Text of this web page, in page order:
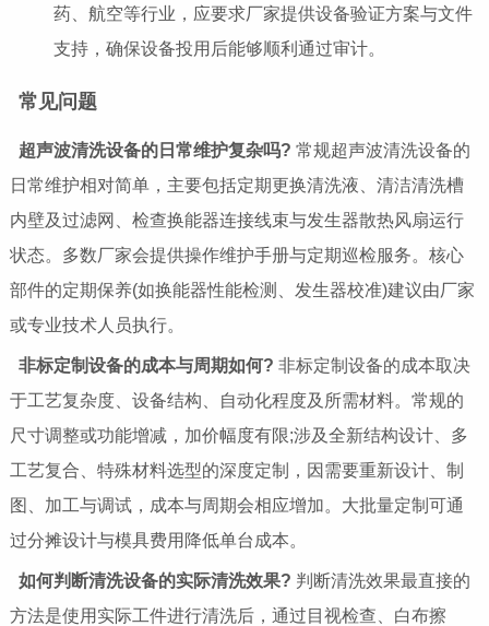
药、航空等行业，应要求厂家提供设备验证方案与文件
支持，确保设备投用后能够顺利通过审计。
常见问题
超声波清洗设备的日常维护复杂吗? 常规超声波清洗设备的
日常维护相对简单，主要包括定期更换清洗液、清洁清洗槽
内壁及过滤网、检查换能器连接线束与发生器散热风扇运行
状态。多数厂家会提供操作维护手册与定期巡检服务。核心
部件的定期保养(如换能器性能检测、发生器校准)建议由厂家
或专业技术人员执行。
非标定制设备的成本与周期如何? 非标定制设备的成本取决
于工艺复杂度、设备结构、自动化程度及所需材料。常规的
尺寸调整或功能增减，加价幅度有限;涉及全新结构设计、多
工艺复合、特殊材料选型的深度定制，因需要重新设计、制
图、加工与调试，成本与周期会相应增加。大批量定制可通
过分摊设计与模具费用降低单台成本。
如何判断清洗设备的实际清洗效果? 判断清洗效果最直接的
方法是使用实际工件进行清洗后，通过目视检查、白布擦